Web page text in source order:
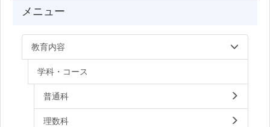
メニュー
教育内容
学科・コース
普通科
理数科